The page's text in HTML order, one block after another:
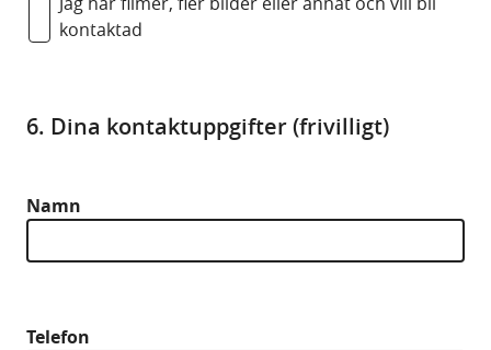
kontaktad
6. Dina kontaktuppgifter (frivilligt)
Namn
Telefon